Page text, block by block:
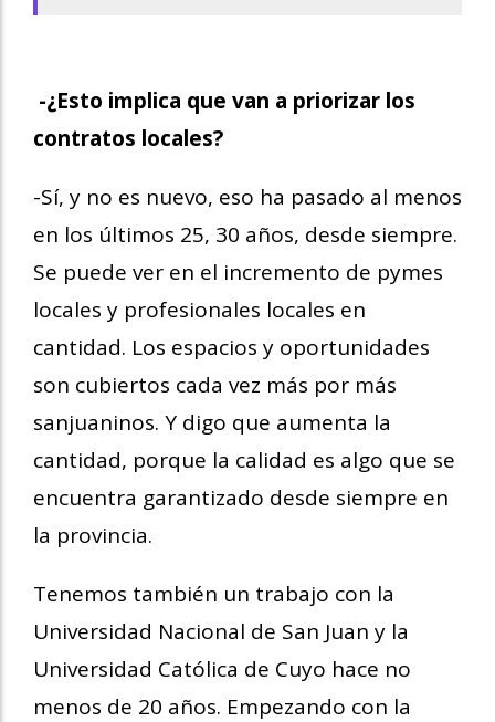
-¿Esto implica que van a priorizar los
contratos locales?
-Sí, y no es nuevo, eso ha pasado al menos
en los últimos 25, 30 años, desde siempre.
Se puede ver en el incremento de pymes
locales y profesionales locales en
cantidad. Los espacios y oportunidades
son cubiertos cada vez más por más
sanjuaninos. Y digo que aumenta la
cantidad, porque la calidad es algo que se
encuentra garantizado desde siempre en
la provincia.
Tenemos también un trabajo con la
Universidad Nacional de San Juan y la
Universidad Católica de Cuyo hace no
menos de 20 años. Empezando con la